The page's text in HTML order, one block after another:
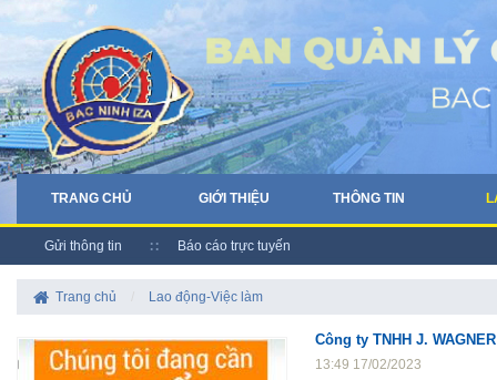
TRANG CHỦ GIỚI THIỆU THÔNG TIN
Gửi thông tin Báo cáo trực tuyến
Trang chủ Lao động-Việc làm
Công ty TNHH J.
13:49 17/02/2023